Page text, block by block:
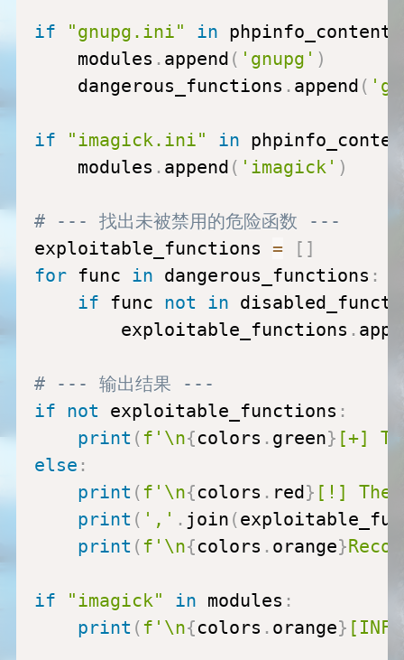
if "gnupg.ini" in phpinfo_content
    modules
. append ( 'gnupg' )
    dangerous_functions
. append (
if "imagick.ini" in
    modules
. append ( 'imagick' )
# --- 找出未被禁用的危险函数 ---
exploitable_functions = [ ]
for func in dangerous_functions :
if func not in
        exploitable_functions
.
# --- 输出结果 ---
if
not exploitable_functions :
print (f'\n{colors . green} [+]
else :
print (f'\n{colors . red} [!] The
print ( ',' . join (
print (f'\n{colors . orange}
if "imagick" in modules :
print (f'\n{colors . orange}